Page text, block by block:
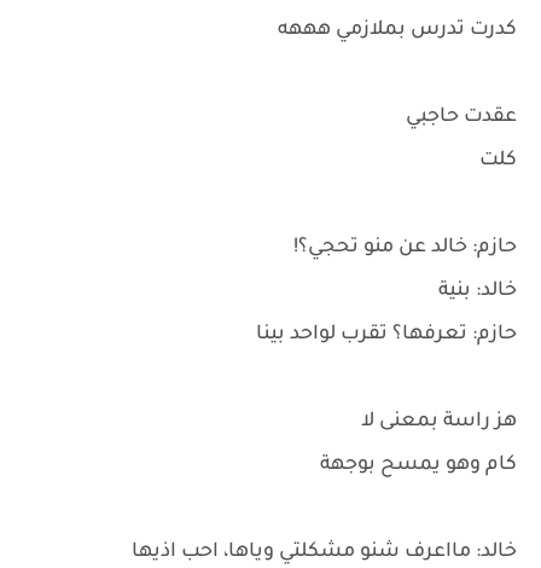
كدرت تدرس بملازمي هههه
عقدت حاجبي
كلت
حازم: خالد عن منو تحجي؟!
خالد: بنية
حازم: تعرفها؟ تقرب لواحد بينا
هز راسة بمعنى لا
كام وهو يمسح بوجهة
خالد: مااعرف شنو مشكلتي وياها، احب اذيها